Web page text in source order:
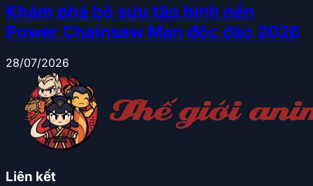
Khám phá bộ sưu tập hình nền
Power Chainsaw Man độc đáo 2026
28/07/2026
Liên kết